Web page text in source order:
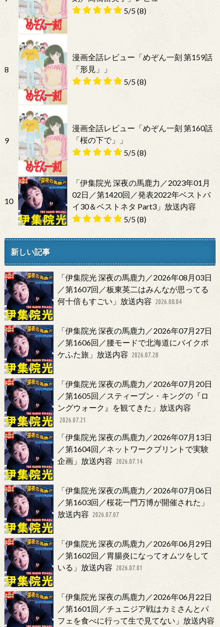
5/5(8)
8
漫画全話レビュー「めぞん一刻 第159話
「形見」」
5/5(8)
9
漫画全話レビュー「めぞん一刻 第160話
「桜の下で」」
5/5(8)
10
「伊集院光 深夜の馬鹿力／2023年01月
02日／第1420回／発表2022年ベストバ
イ30＆ベストネタ Part3」放送内容
5/5(8)
新しい記事
「伊集院光 深夜の馬鹿力／2026年08月03日
／第1607回／板東英二はみんなが思ってる
何十倍もすごい」放送内容 2026.08.04
「伊集院光 深夜の馬鹿力／2026年07月27日
／第1606回／腰モードで北海道にバイクポ
ケふた旅」放送内容 2026.07.28
「伊集院光 深夜の馬鹿力／2026年07月20日
／第1605回／スティーブン・キングの『ロ
ングウォーク』を観てきた」放送内容
2026.07.21
「伊集院光 深夜の馬鹿力／2026年07月13日
／第1604回／ネットワークプリントで実験
企画」放送内容 2026.07.14
「伊集院光 深夜の馬鹿力／2026年07月06日
／第1603回／桜花一門万博が開催された」
放送内容 2026.07.07
「伊集院光 深夜の馬鹿力／2026年06月29日
／第1602回／胃腸炎になってオムツをして
いる」放送内容 2026.07.01
「伊集院光 深夜の馬鹿力／2026年06月22日
／第1601回／チュニジア戦はカミさんとパ
フェを食べに行って生で見てない」放送内容